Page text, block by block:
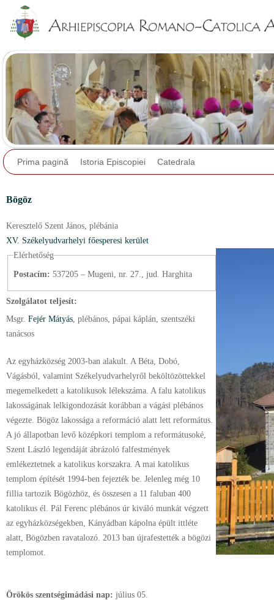
Prima pagină Istoria Episcopiei Catedrala
Bögöz
Keresztelő Szent János, plébánia
XV. Székelyudvarhelyi főesperesi kerület
Elérhetőség
Postacím: 537205 – Mugeni, nr. 27., jud. Harghita
Szolgálatot teljesít:
Msgr. Fejér Mátyás , plébános , pápai káplán , szentszéki
tanácsos
Az egyházközség 2003-ban alakult. A Béta, Dobó,
Vágásból, valamint Székelyudvarhelyről beköltözöttekkel
megemelkedett a katolikusok lélekszáma. A falu katolikus
lakosságának lelkigondozását korábban a vágási plébános
végezte. Bögöz lakossága a reformáció alatt lett református.
A jó állapotban levő középkori templom a reformátusoké,
Szent László legendáját ábrázoló falfestmények
emlékeztetnek a katolikus korszakra. A mai katolikus
templom építését 1994-ben fejezték be. Jelenleg még 10
fillia tartozik Bögözhöz, és összesen a 11 faluban 400
katolikus él. Pál Ferenc plébános úr kiváló munkát végzett
az egyházközségekben, Kányádban kápolna épült ittléte
alatt, Bögözben ravatalozó. 2013 ban újrafestették a bögözi
templomot.
Örökös szentségimádási nap: július 05.